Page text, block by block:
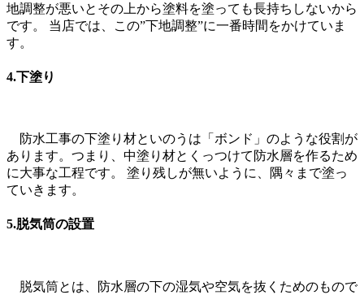
地調整が悪いとその上から塗料を塗っても長持ちしないから
です。 当店では、この”下地調整”に一番時間をかけていま
す。
4.下塗り
防水工事の下塗り材といのうは「ボンド」のような役割が
あります。つまり、中塗り材とくっつけて防水層を作るため
に大事な工程です。 塗り残しが無いように、隅々まで塗っ
ていきます。
5.脱気筒の設置
脱気筒とは、防水層の下の湿気や空気を抜くためのもので